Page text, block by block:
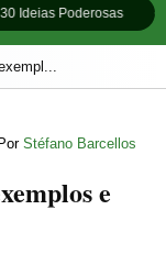
Ideias Poderosas
Stéfano Barcellos
e